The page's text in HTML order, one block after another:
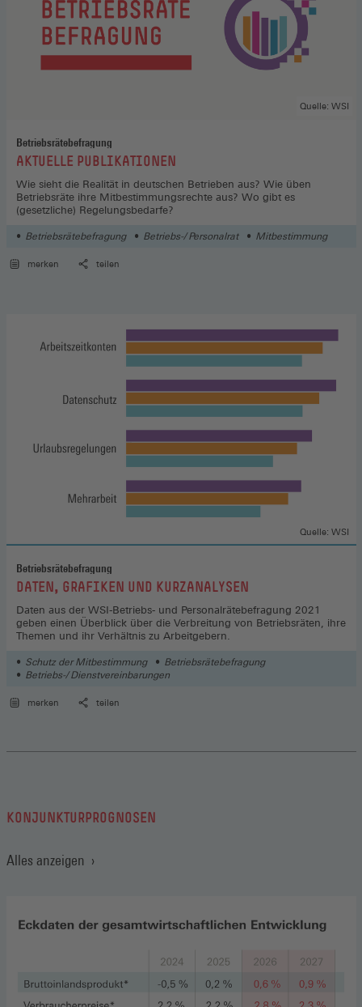
Betriebsrätebefragung
:AKTUELLE PUBLIKATIONEN
Wie sieht die Realität in deutschen Betrieben aus? Wie üben
Betriebsräte ihre Mitbestimmungsrechte aus? Wo gibt es
(gesetzliche) Regelungsbedarfe?
Quelle: WSI
Betriebsrätebefragung Betriebs-/ Personalrat Mitbestimmung
merken teilen
Betriebsrätebefragung
:DATEN, GRAFIKEN UND KURZANALYSEN
Daten aus der WSI-Betriebs- und Personalrätebefragung 2021
geben einen Überblick über die Verbreitung von Betriebsräten, ihre
Themen und ihr Verhältnis zu Arbeitgebern.
Quelle: WSI
Schutz der Mitbestimmung
Betriebsrätebefragung
Betriebs-/ Dienstvereinbarungen
merken teilen
KONJUNKTURPROGNOSEN
Alles anzeigen